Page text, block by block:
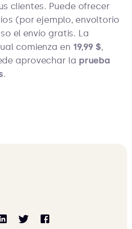
clientes. Puede ofrecer
(por ejemplo, envoltorio
el envío gratis. La
comienza en 19,99 $,
aprovechar la prueba
.